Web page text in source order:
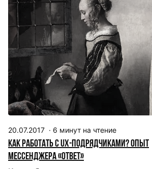
20.07.2017 · 6 минут на чтение
Как работать с UX-подрядчиками? Опыт
мессенджера «Ответ»